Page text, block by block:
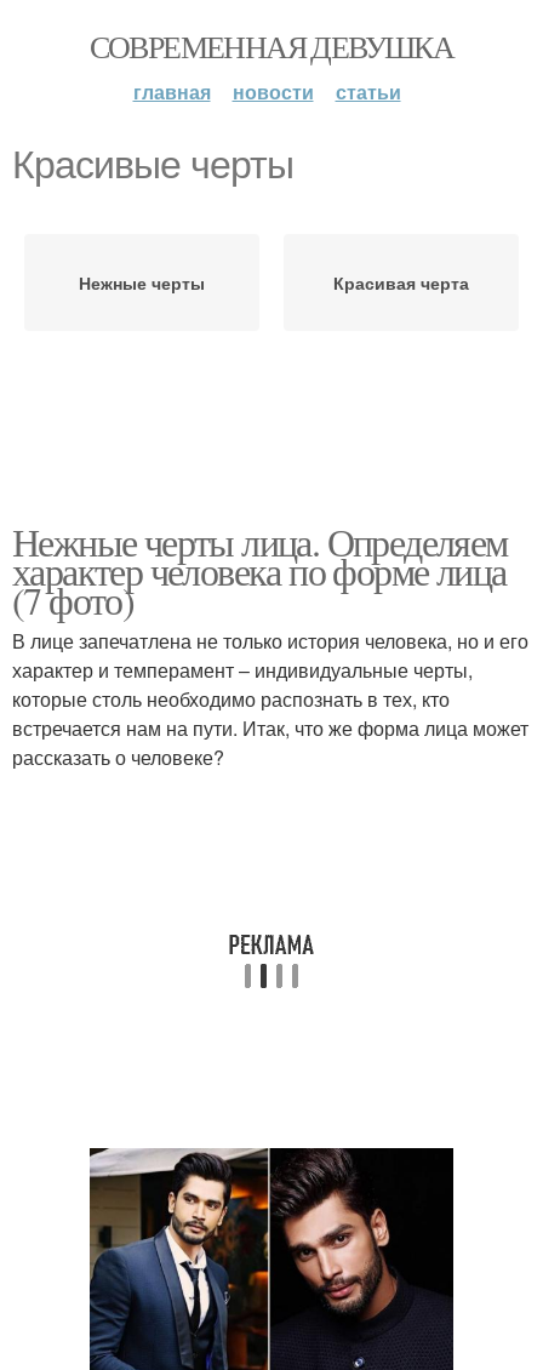
СОВРЕМЕННАЯ ДЕВУШКА
главная новости статьи
Красивые черты
Нежные черты Красивая черта
Нежные черты лица. Определяем
характер человека по форме лица
(7 фото)
В лице запечатлена не только история человека, но и его
характер и темперамент – индивидуальные черты,
которые столь необходимо распознать в тех, кто
встречается нам на пути. Итак, что же форма лица может
рассказать о человеке?